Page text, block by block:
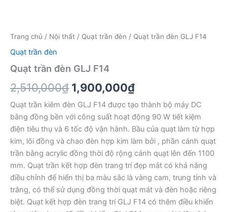
Trang chủ / Nội thất / Quạt trần đèn / Quạt trần đèn GLJ F14
Quạt trần đèn
Quạt trần đèn GLJ F14
2,510,000₫ Giá
gốc
là:
2,510,000₫.
1,900,000₫Giá
hiện
tại
là:
1,900,000₫.
Quạt trần kiêm đèn GLJ F14 được tạo thành bộ máy DC
bằng đồng bền với công suất hoạt động 90 W tiết kiệm
điện tiêu thụ và 6 tốc độ vận hành. Bầu của quạt làm từ hợp
kim, lõi đồng và chao đèn hợp kim làm bởi , phần cánh quạt
trần bằng acrylic đồng thời độ rộng cánh quạt lên đến 1100
mm. Quạt trần kết hợp đèn trang trí đẹp mắt có khả năng
điều chỉnh để hiển thị ba màu sắc là vàng cam, trung tính và
trắng, có thể sử dụng đồng thời quạt mát và đèn hoặc riêng
biệt. Quạt kết hợp đèn trang trí GLJ F14 có thêm điều khiển